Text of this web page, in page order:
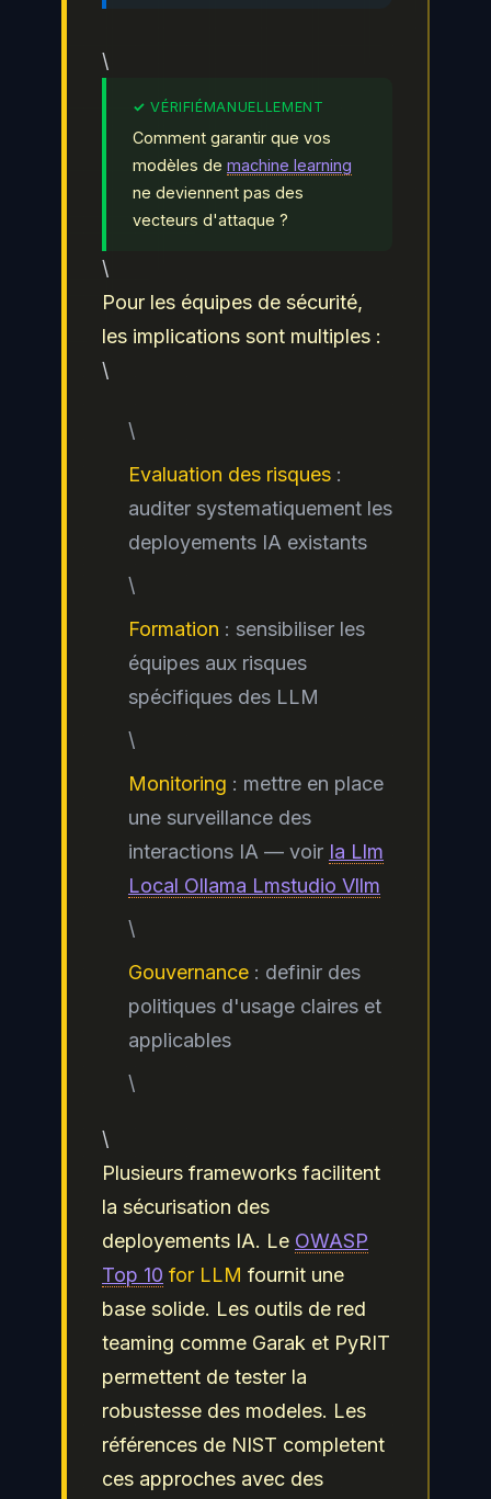
\
Comment garantir que vos
modèles de machine learning
ne deviennent pas des
vecteurs d'attaque ?
\
Pour les équipes de sécurité,
les implications sont multiples :
\
\
Evaluation des risques :
auditer systematiquement les
deployements IA existants
\
Formation : sensibiliser les
équipes aux risques
spécifiques des LLM
\
Monitoring : mettre en place
une surveillance des
interactions IA — voir Ia Llm
Local Ollama Lmstudio Vllm
\
Gouvernance : definir des
politiques d'usage claires et
applicables
\
\
Plusieurs frameworks facilitent
la sécurisation des
deployements IA. Le OWASP
Top 10 for LLM fournit une
base solide. Les outils de red
teaming comme Garak et PyRIT
permettent de tester la
robustesse des modeles. Les
références de NIST completent
ces approches avec des